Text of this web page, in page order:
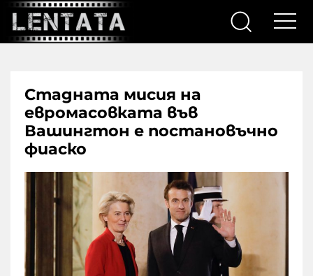
Стадната мисия на
евромасовката във
Вашингтон е постановъчно
фиаско